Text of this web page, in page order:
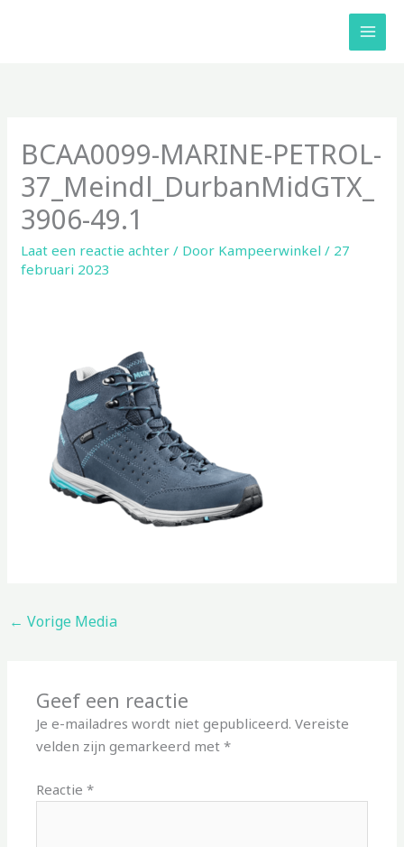
BCAA0099-MARINE-PETROL-
37_Meindl_DurbanMidGTX_
3906-49.1
Laat een reactie achter / Door Kampeerwinkel/ 27
februari 2023
← Vorige Media
Geef een reactie
Je e-mailadres wordt niet gepubliceerd. Vereiste
velden zijn gemarkeerd met*
Reactie*